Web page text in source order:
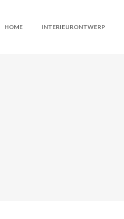
HOME INTERIEURONTWERP